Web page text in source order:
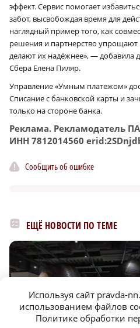
эффект. Сервис помогает
забот, высвобождая время для
наглядный пример того, как
решения и партнерство
делают их надёжнее», — добавила
Сбера Елена Пиляр.
Управление «Умным платежом»
Списание с банковской карты и
только на стороне банка.
Реклама. Рекламодатель
ИНН 7812014560
Сообщить об ошибке
ЕЩЁ НОВОСТИ ПО ТЕМЕ
Используя сайт pravda-
использованием файлов
Политике обработки